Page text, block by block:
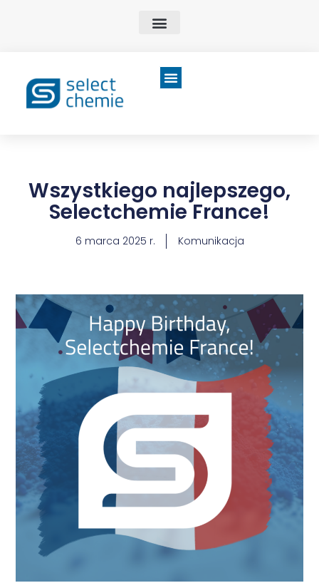
Wszystkiego najlepszego,
Selectchemie France!
6 marca 2025 r. Komunikacja